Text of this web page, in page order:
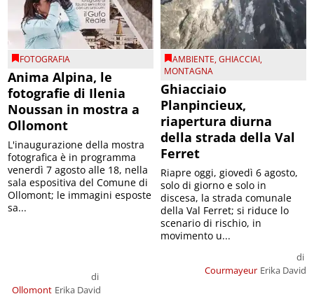
FOTOGRAFIA
Anima Alpina, le
fotografie di Ilenia
Noussan in mostra a
Ollomont
Ollomont
di
Erika David
L'inaugurazione della mostra
fotografica è in programma
venerdì 7 agosto alle 18, nella
sala espositiva del Comune di
Ollomont; le immagini esposte
sa...
AMBIENTE,GHIACCIAI,
MONTAGNA
Ghiacciaio
Planpincieux,
riapertura diurna
della strada della Val
Ferret
Courmayeur
di
Erika David
Riapre oggi, giovedì 6 agosto,
solo di giorno e solo in
discesa, la strada comunale
della Val Ferret; si riduce lo
scenario di rischio, in
movimento u...